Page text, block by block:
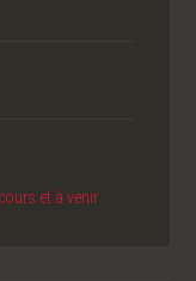
et à venir